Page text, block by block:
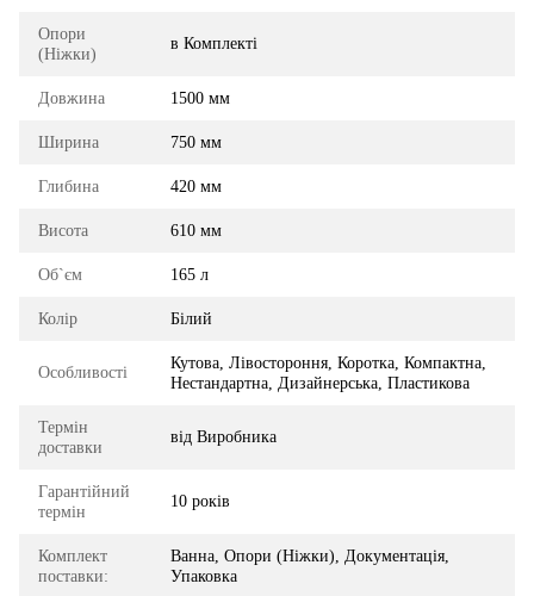
Опори
(Ніжки)
в Комплекті
Довжина 1500 мм
Ширина 750 мм
Глибина 420 мм
Висота 610 мм
Об`єм 165 л
Колір Білий
Особливості
Кутова, Лівостороння, Коротка, Компактна,
Нестандартна, Дизайнерська, Пластикова
Термін
доставки
від Виробника
Гарантійний
термін
10 років
Комплект
поставки:
Ванна, Опори (Ніжки), Документація,
Упаковка